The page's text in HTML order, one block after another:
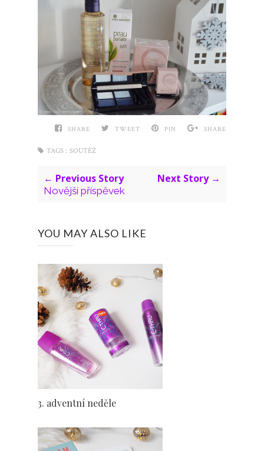
SHARE TWEET PIN SHARE
TAGS : SOUTĚŽ
← Previous Story
Novější příspěvek
Next Story →
YOU MAY ALSO LIKE
3. adventní neděle